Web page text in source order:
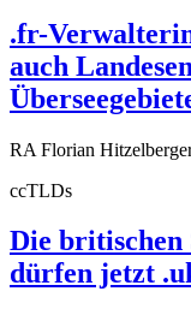
.fr-
auch
RA Florian
ccTLDs
Die britischen
dürfen jetzt